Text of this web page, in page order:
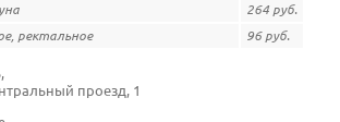
264 руб.
ректальное
96 руб.
проезд, 1